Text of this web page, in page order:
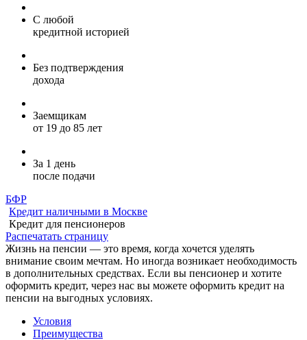
С любой
кредитной историей
Без подтверждения
дохода
Заемщикам
от 19 до 85 лет
За 1 день
после подачи
БФР
Кредит наличными в Москве
Кредит для пенсионеров
Распечатать страницу
Жизнь на пенсии — это время, когда хочется уделять
внимание своим мечтам. Но иногда возникает необходимость
в дополнительных средствах. Если вы пенсионер и хотите
оформить кредит, через нас вы можете оформить кредит на
пенсии на выгодных условиях.
Условия
Преимущества